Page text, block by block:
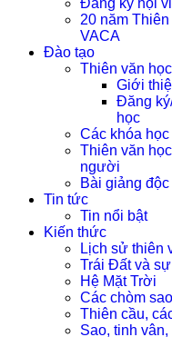
Đăng ký hội
20 năm
VACA
Đào tạo
Thiên văn
Giới
Đăng
học
Các khóa
Thiên văn
người
Bài giảng
Tin tức
Tin nổi bật
Kiến thức
Lịch sử thiên
Trái Đất và
Hệ Mặt Trời
Các chòm sao
Thiên cầu,
Sao, tinh vân,